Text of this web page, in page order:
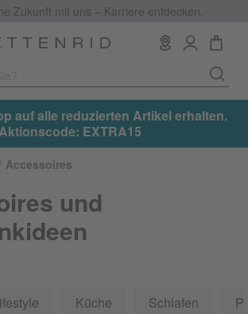
Zukunft mit uns – Karriere entdecken.
auf alle reduzierten Artikel erhalten.
EXTRA15
Accessoires
und
Küche Schlafen